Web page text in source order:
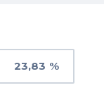
23,83 %